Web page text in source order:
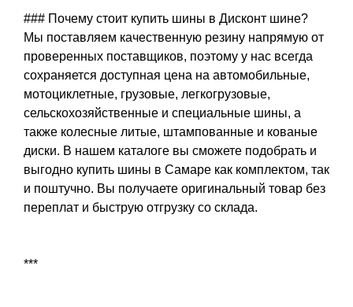
### Почему стоит купить шины в Дисконт шине?
Мы поставляем качественную резину напрямую от
проверенных поставщиков, поэтому у нас всегда
сохраняется доступная цена на автомобильные,
мотоциклетные, грузовые, легкогрузовые,
сельскохозяйственные и специальные шины, а
также колесные литые, штампованные и кованые
диски. В нашем каталоге вы сможете подобрать и
выгодно купить шины в Самаре как комплектом, так
и поштучно. Вы получаете оригинальный товар без
переплат и быструю отгрузку со склада.
***